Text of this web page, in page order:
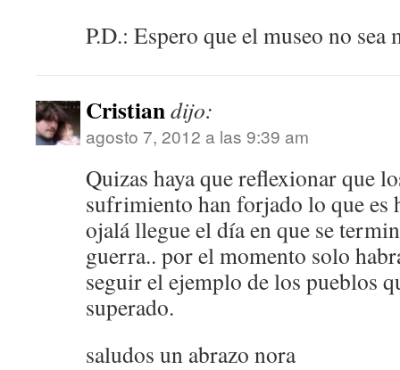
P.D.: Espero que el museo no
Cristiandijo:
agosto 7, 2012 a las 9:39 am
Quizas haya que reflexionar que
sufrimiento han forjado lo que es
ojalá llegue el día en que se
guerra.. por el momento solo
seguir el ejemplo de los pueblos
superado.
saludos un abrazo nora